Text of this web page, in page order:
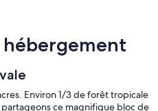
Environ 1/3 de forêt tropicale
ce magnifique bloc de